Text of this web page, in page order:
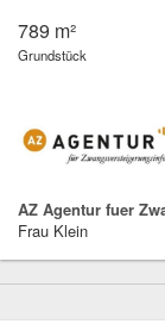
789 m²
Grundstück
AZ Agentur fuer
Frau Klein